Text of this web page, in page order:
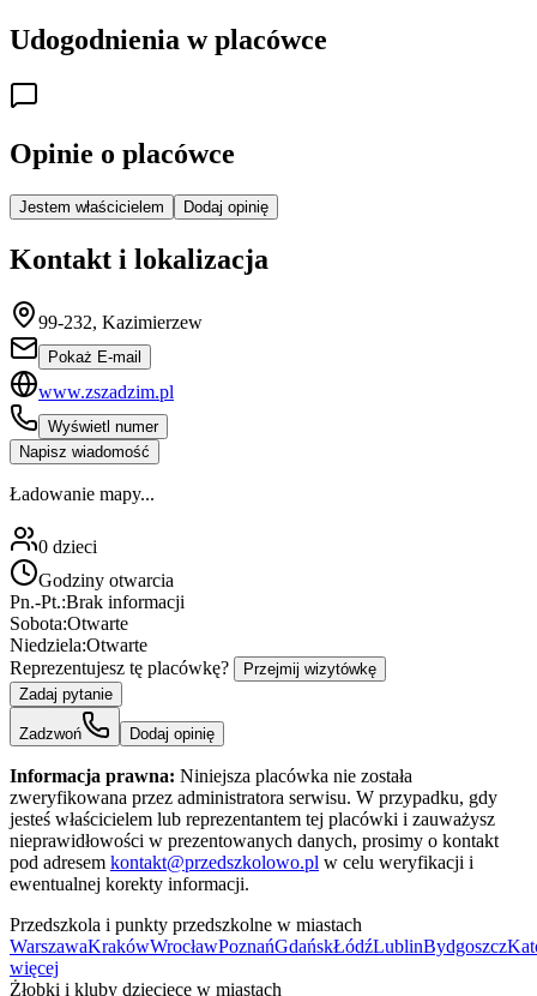
Udogodnienia w placówce
Opinie o placówce
Jestem właścicielem Dodaj opinię
Kontakt i lokalizacja
99-232, Kazimierzew
Pokaż E-mail
www.zszadzim.pl
Wyświetl numer
Napisz wiadomość
Ładowanie mapy...
0 dzieci
Godziny otwarcia
Pn.-Pt.:Brak informacji
Sobota:Otwarte
Niedziela:Otwarte
Reprezentujesz tę placówkę?
Przejmij wizytówkę
Zadaj pytanie
Zadzwoń Dodaj opinię
Informacja prawna: Niniejsza placówka nie została
zweryfikowana przez administratora serwisu. W przypadku, gdy
jesteś właścicielem lub reprezentantem tej placówki i zauważysz
nieprawidłowości w prezentowanych danych, prosimy o kontakt
pod adresem kontakt@przedszkolowo.pl w celu weryfikacji i
ewentualnej korekty informacji.
Przedszkola i punkty przedszkolne w miastach
WarszawaKrakówWrocławPoznańGdańskŁódźLublinBydgoszcz
więcej
Żłobki i kluby dziecięce w miastach